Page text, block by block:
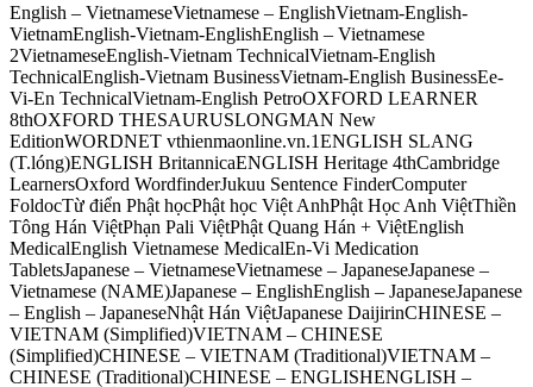
English – VietnameseVietnamese – EnglishVietnam-English-
VietnamEnglish-Vietnam-EnglishEnglish – Vietnamese
2VietnameseEnglish-Vietnam TechnicalVietnam-English
TechnicalEnglish-Vietnam BusinessVietnam-English BusinessEe-
Vi-En TechnicalVietnam-English PetroOXFORD LEARNER
8thOXFORD THESAURUSLONGMAN New
EditionWORDNET vthienmaonline.vn.1ENGLISH SLANG
(T.lóng)ENGLISH BritannicaENGLISH Heritage 4thCambridge
LearnersOxford WordfinderJukuu Sentence FinderComputer
FoldocTừ điển Phật họcPhật học Việt AnhPhật Học Anh ViệtThiền
Tông Hán ViệtPhạn Pali ViệtPhật Quang Hán + ViệtEnglish
MedicalEnglish Vietnamese MedicalEn-Vi Medication
TabletsJapanese – VietnameseVietnamese – JapaneseJapanese –
Vietnamese (NAME)Japanese – EnglishEnglish – JapaneseJapanese
– English – JapaneseNhật Hán ViệtJapanese DaijirinCHINESE –
VIETNAM (Simplified)VIETNAM – CHINESE
(Simplified)CHINESE – VIETNAM (Traditional)VIETNAM –
CHINESE (Traditional)CHINESE – ENGLISHENGLISH –